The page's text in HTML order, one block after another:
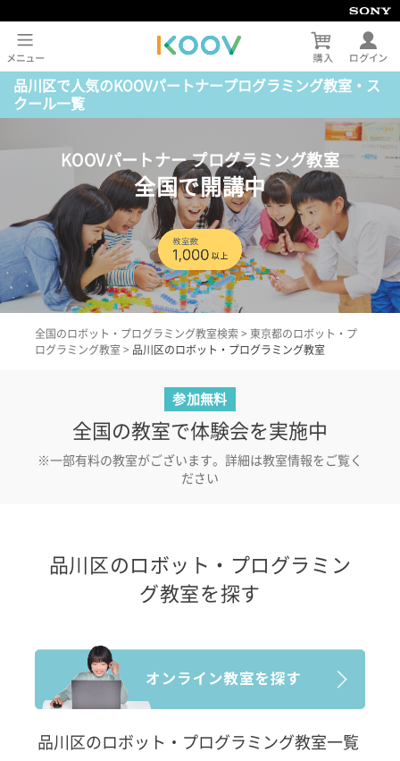
品川区で人気のKOOVパートナープログラミング教室・ス
クール一覧
KOOVパートナー プログラミング教室
全国で開講中
全国のロボット・プログラミング教室検索 > 東京都のロボット・プ
ログラミング教室 > 品川区のロボット・プログラミング教室
参加無料
全国の教室で体験会を実施中
※一部有料の教室がございます。詳細は教室情報をご覧く
ださい
品川区のロボット・プログラミン
グ教室を探す
品川区のロボット・プログラミング教室一覧